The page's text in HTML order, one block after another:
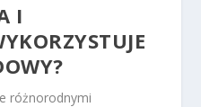
I
różnorodnymi